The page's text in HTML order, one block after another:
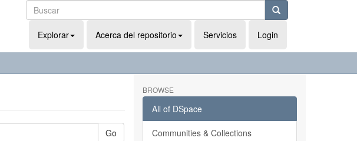
Explorar Acerca del repositorio Servicios Login
Go
BROWSE
All of DSpace
Communities & Collections